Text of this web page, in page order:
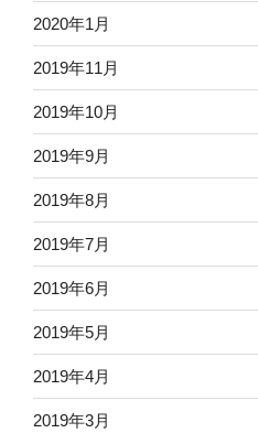
2020年1月
2019年11月
2019年10月
2019年9月
2019年8月
2019年7月
2019年6月
2019年5月
2019年4月
2019年3月